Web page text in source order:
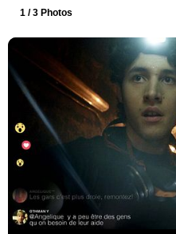
1 / 3 Photos